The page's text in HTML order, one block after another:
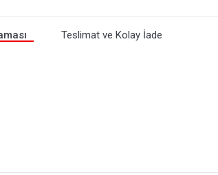
Teslimat ve Kolay İade